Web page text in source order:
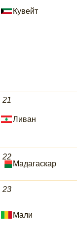
Кувейт
21
Ливан
22
Мадагаскар
23
Мали